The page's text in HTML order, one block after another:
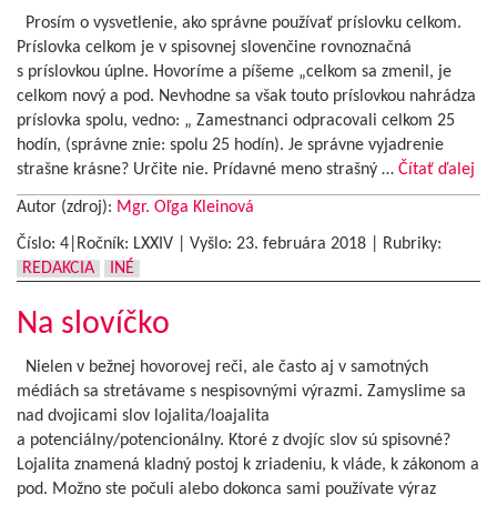
Prosím o vysvetlenie, ako správne používať príslovku celkom.
Príslovka celkom je v spisovnej slovenčine rovnoznačná
s príslovkou úplne. Hovoríme a píšeme „celkom sa zmenil, je
celkom nový a pod. Nevhodne sa však touto príslovkou nahrádza
príslovka spolu, vedno: „ Zamestnanci odpracovali celkom 25
hodín, (správne znie: spolu 25 hodín). Je správne vyjadrenie
strašne krásne? Určite nie. Prídavné meno strašný … Čítať ďalej
Autor (zdroj): Mgr. Oľga Kleinová
Číslo: 4|Ročník: LXXIV | Vyšlo: 23. februára 2018
Rubriky:
REDAKCIA
INÉ
Na slovíčko
Nielen v bežnej hovorovej reči, ale často aj v samotných
médiách sa stretávame s nespisovnými výrazmi. Zamyslime sa
nad dvojicami slov lojalita/loajalita
a potenciálny/potencionálny. Ktoré z dvojíc slov sú spisovné?
Lojalita znamená kladný postoj k zriadeniu, k vláde, k zákonom a
pod. Možno ste počuli alebo dokonca sami používate výraz